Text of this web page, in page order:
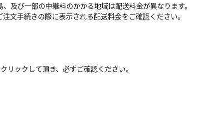
、及び一部の中継料のかかる地域は配送料金が異なります。
注文手続きの際に表示される配送料金をご確認ください。
ックして頂き、必ずご確認ください。